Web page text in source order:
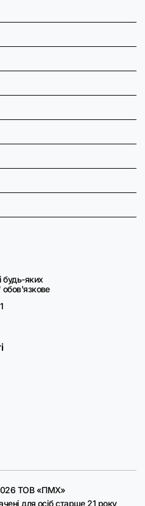
будь-яких
обов'язкове
ТОВ «ПМХ»
для осіб старше 21 року